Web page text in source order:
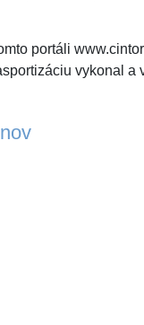
portáli
vykonal